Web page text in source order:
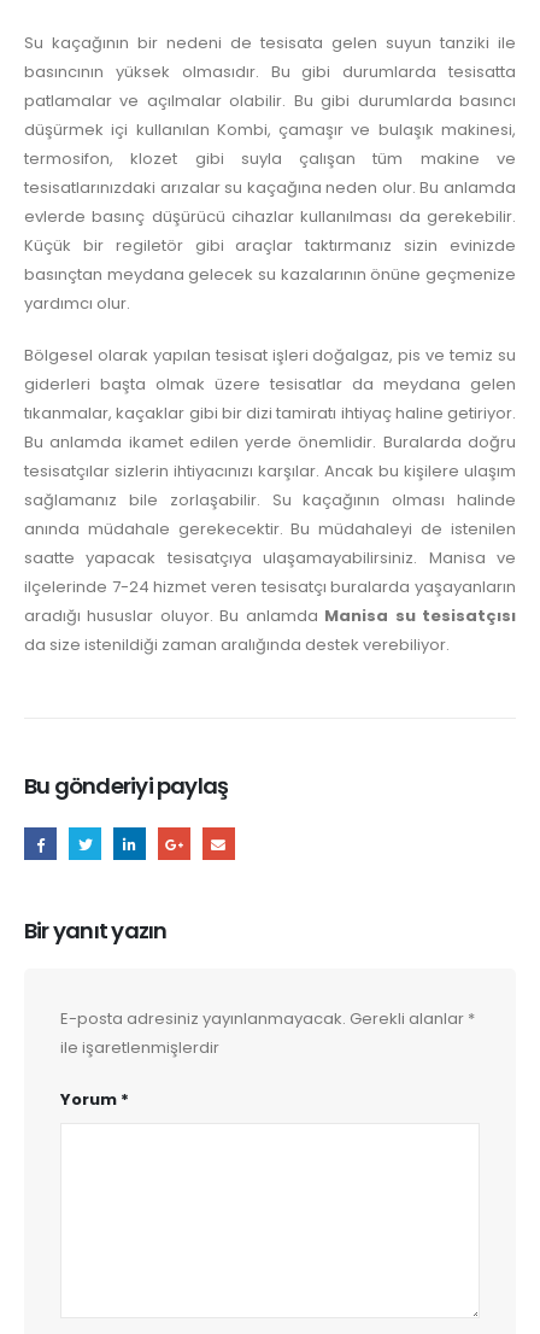
Su kaçağının bir nedeni de tesisata gelen suyun tanziki ile
basıncının yüksek olmasıdır. Bu gibi durumlarda tesisatta
patlamalar ve açılmalar olabilir. Bu gibi durumlarda basıncı
düşürmek içi kullanılan Kombi, çamaşır ve bulaşık makinesi,
termosifon, klozet gibi suyla çalışan tüm makine ve
tesisatlarınızdaki arızalar su kaçağına neden olur. Bu anlamda
evlerde basınç düşürücü cihazlar kullanılması da gerekebilir.
Küçük bir regiletör gibi araçlar taktırmanız sizin evinizde
basınçtan meydana gelecek su kazalarının önüne geçmenize
yardımcı olur.
Bölgesel olarak yapılan tesisat işleri doğalgaz, pis ve temiz su
giderleri başta olmak üzere tesisatlar da meydana gelen
tıkanmalar, kaçaklar gibi bir dizi tamiratı ihtiyaç haline getiriyor.
Bu anlamda ikamet edilen yerde önemlidir. Buralarda doğru
tesisatçılar sizlerin ihtiyacınızı karşılar. Ancak bu kişilere ulaşım
sağlamanız bile zorlaşabilir. Su kaçağının olması halinde
anında müdahale gerekecektir. Bu müdahaleyi de istenilen
saatte yapacak tesisatçıya ulaşamayabilirsiniz. Manisa ve
ilçelerinde 7-24 hizmet veren tesisatçı buralarda yaşayanların
aradığı hususlar oluyor. Bu anlamda Manisa su tesisatçısı
da size istenildiği zaman aralığında destek verebiliyor.
Bu gönderiyi paylaş
Bir yanıt yazın
E-posta adresiniz yayınlanmayacak. Gerekli alanlar *
ile işaretlenmişlerdir
Yorum *